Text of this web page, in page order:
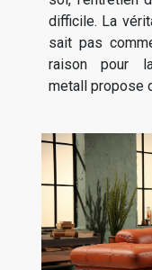
difficile. La
sait pas
raison pour
metall propose